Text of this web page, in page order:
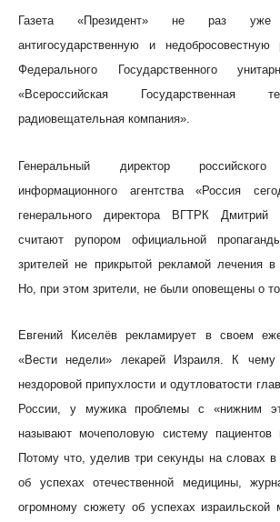
Газета «Президент» не раз
антигосударственную и недобросовестную
Федерального Государственного
«Всероссийская Государственная
радиовещательная компания».
Генеральный директор российского
информационного агентства «Россия
генерального директора ВГТРК Дмитрий
считают рупором официальной
зрителей не прикрытой рекламой лечения в
Но, при этом зрители, не были оповещены о
Евгений Киселёв рекламирует в своем
«Вести недели» лекарей Израиля. К
нездоровой припухлости и одутловатости
России, у мужика проблемы с «нижним
называют мочеполовую систему
Потому что, уделив три секунды на словах
об успехах отечественной медицины,
огромному сюжету об успехах израильской